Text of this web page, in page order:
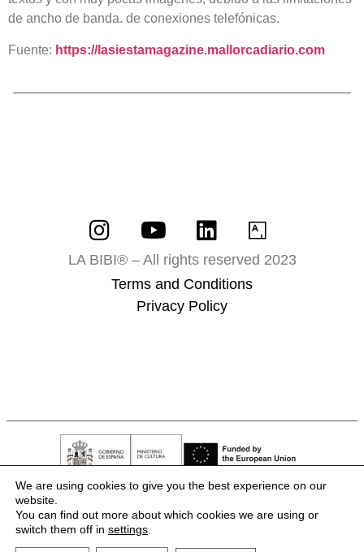
de ancho de banda. de conexiones telefónicas.
Fuente: https://lasiestamagazine.mallorcadiario.com
LA BIBI® – All rights reserved 2023
Terms and Conditions
Privacy Policy
We are using cookies to give you the best experience on our
website.
You can find out more about which cookies we are using or
switch them off in settings